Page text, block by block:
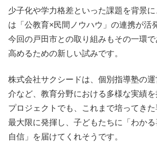
少子化や学力格差といった課題を背景
は「公教育×民間ノウハウ」の連携が活
今回の戸田市との取り組みもその一環
高めるための新しい試みです。
株式会社サクシードは、個別指導塾の
介など、教育分野における多様な実績
プロジェクトでも、これまで培ってき
最大限に発揮し、子どもたちに「わか
自信」を届けてくれそうです。